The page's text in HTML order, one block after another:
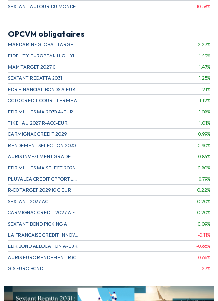
-10.58%
OPCVM obligataires
2.27%
1.49%
MAM TARGET 2027 C
1.47%
SEXTANT REGATTA 2031
1.25%
EDR FINANCIAL BONDS A EUR
1.21%
OCTO CREDIT COURT TERME A
1.12%
EDR MILLESIMA 2030 A-EUR
1.08%
TIKEHAU 2027 R-ACC-EUR
1.01%
CARMIGNAC CREDIT 2029
0.99%
RENDEMENT SELECTION 2030
0.90%
AURIS INVESTMENT GRADE
0.84%
EDR MILLESIMA SELECT 2028
0.80%
0.79%
R-CO TARGET 2029 IG C EUR
0.22%
SEXTANT 2027 AC
0.20%
0.20%
SEXTANT BOND PICKING A
0.09%
LA FRANCAISE CREDIT INNOVATION
-0.11%
EDR BOND ALLOCATION A-EUR
-0.66%
-0.66%
GIS EURO BOND
-1.27%